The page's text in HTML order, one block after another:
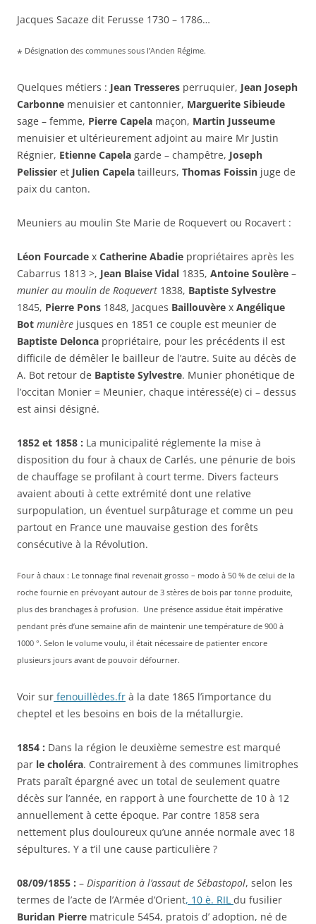
Jacques Sacaze dit Ferusse 1730 – 1786…
* Désignation des communes sous l’Ancien Régime.
Quelques métiers : Jean Tresseres perruquier, Jean Joseph
Carbonne menuisier et cantonnier, Marguerite Sibieude
sage – femme, Pierre Capela maçon, Martin Jusseume
menuisier et ultérieurement adjoint au maire Mr Justin
Régnier, Etienne Capela garde – champêtre, Joseph
Pelissier et Julien Capela tailleurs, Thomas Foissin juge de
paix du canton.
Meuniers au moulin Ste Marie de Roquevert ou Rocavert :
Léon Fourcade x Catherine Abadie propriétaires après les
Cabarrus 1813 >, Jean Blaise Vidal 1835, Antoine Soulère –
munier au moulin de Roquevert 1838, Baptiste Sylvestre
1845, Pierre Pons 1848, Jacques Baillouvère x Angélique
Bot munière jusques en 1851 ce couple est meunier de
Baptiste Delonca propriétaire, pour les précédents il est
difficile de démêler le bailleur de l’autre. Suite au décès de
A. Bot retour de Baptiste Sylvestre. Munier phonétique de
l’occitan Monier = Meunier, chaque intéressé(e) ci – dessus
est ainsi désigné.
1852 et 1858 : La municipalité réglemente la mise à
disposition du four à chaux de Carlés, une pénurie de bois
de chauffage se profilant à court terme. Divers facteurs
avaient abouti à cette extrémité dont une relative
surpopulation, un éventuel surpâturage et comme un peu
partout en France une mauvaise gestion des forêts
consécutive à la Révolution.
Four à chaux : Le tonnage final revenait grosso – modo à 50 % de celui de la
roche fournie en prévoyant autour de 3 stères de bois par tonne produite,
plus des branchages à profusion. Une présence assidue était impérative
pendant près d’une semaine afin de maintenir une température de 900 à
1000 °. Selon le volume voulu, il était nécessaire de patienter encore
plusieurs jours avant de pouvoir défourner.
Voir sur fenouillèdes.fr à la date 1865 l’importance du
cheptel et les besoins en bois de la métallurgie.
1854 : Dans la région le deuxième semestre est marqué
par le choléra. Contrairement à des communes limitrophes
Prats paraît épargné avec un total de seulement quatre
décès sur l’année, en rapport à une fourchette de 10 à 12
annuellement à cette époque. Par contre 1858 sera
nettement plus douloureux qu’une année normale avec 18
sépultures. Y a t’il une cause particulière ?
08/09/1855 : – Disparition à l’assaut de Sébastopol, selon les
termes de l’acte de l’Armée d’Orient, 10 è. RIL du fusilier
Buridan Pierre matricule 5454, pratois d’ adoption, né de